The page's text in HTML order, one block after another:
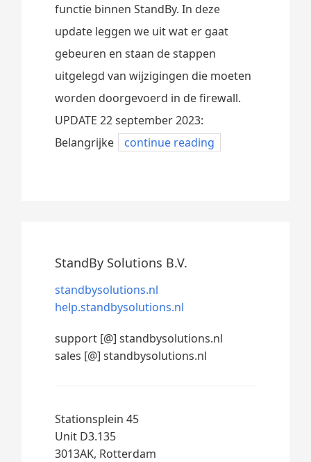
functie binnen StandBy. In deze
update leggen we uit wat er gaat
gebeuren en staan de stappen
uitgelegd van wijzigingen die moeten
worden doorgevoerd in de firewall.
UPDATE 22 september 2023:
Belangrijke
continue reading
StandBy Solutions B.V.
standbysolutions.nl
help.standbysolutions.nl
support [@] standbysolutions.nl
sales [@] standbysolutions.nl
Stationsplein 45
Unit D3.135
3013AK, Rotterdam